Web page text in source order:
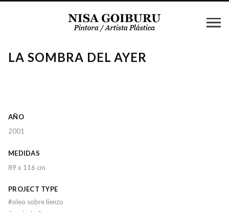
LA SOMBRA DEL AYER
AÑO
2001
MEDIDAS
89 x 116 cm
PROJECT TYPE
#oleo sobre lienzo